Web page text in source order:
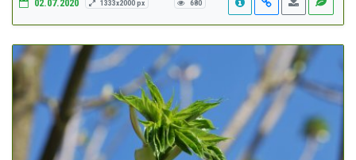
02.07.2020 1333x2000 px 680